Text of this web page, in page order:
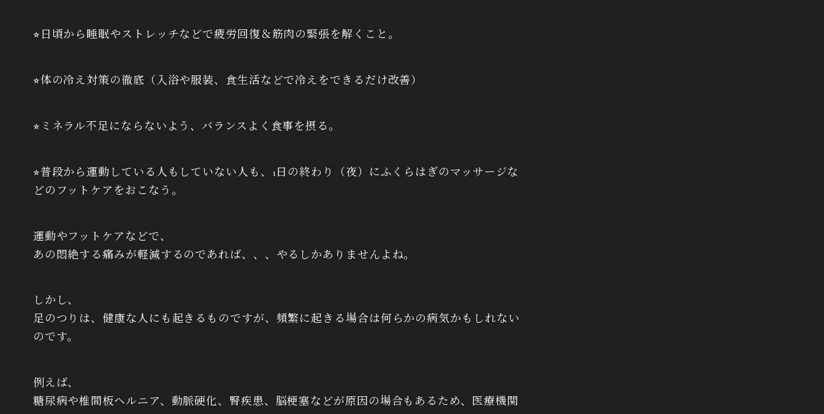
⭐︎日頃から睡眠やストレッチなどで疲労回復＆筋肉の緊張を解くこと。
⭐︎体の冷え対策の徹底（入浴や服装、食生活などで冷えをできるだけ改善）
⭐︎ミネラル不足にならないよう、バランスよく食事を摂る。
⭐︎普段から運動している人もしていない人も、1日の終わり（夜）にふくらはぎのマッサージな
どのフットケアをおこなう。
運動やフットケアなどで、
あの悶絶する痛みが軽減するのであれば、、、やるしかありませんよね。
しかし、
足のつりは、健康な人にも起きるものですが、頻繁に起きる場合は何らかの病気かもしれない
のです。
例えば、
糖尿病や椎間板ヘルニア、動脈硬化、腎疾患、脳梗塞などが原因の場合もあるため、医療機関